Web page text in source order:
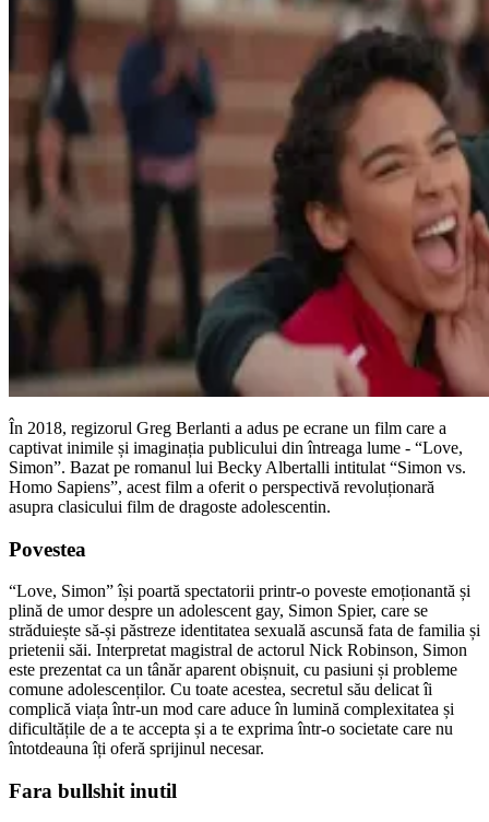
În 2018, regizorul Greg Berlanti a adus pe ecrane un film care a
captivat inimile și imaginația publicului din întreaga lume - “Love,
Simon”. Bazat pe romanul lui Becky Albertalli intitulat “Simon vs.
Homo Sapiens”, acest film a oferit o perspectivă revoluționară
asupra clasicului film de dragoste adolescentin.
Povestea
“Love, Simon” își poartă spectatorii printr-o poveste emoționantă și
plină de umor despre un adolescent gay, Simon Spier, care se
străduiește să-și păstreze identitatea sexuală ascunsă fata de familia și
prietenii săi. Interpretat magistral de actorul Nick Robinson, Simon
este prezentat ca un tânăr aparent obișnuit, cu pasiuni și probleme
comune adolescenților. Cu toate acestea, secretul său delicat îi
complică viața într-un mod care aduce în lumină complexitatea și
dificultățile de a te accepta și a te exprima într-o societate care nu
întotdeauna îți oferă sprijinul necesar.
Fara bullshit inutil